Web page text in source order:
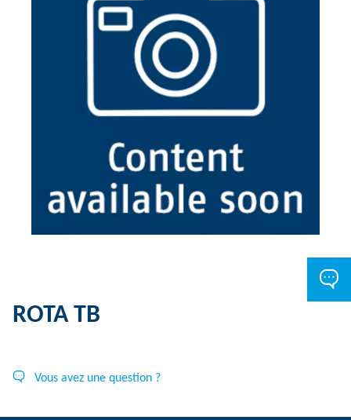
ROTA TB
Vous avez une question ?